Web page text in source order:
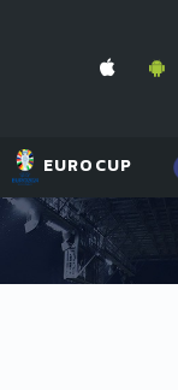
EUROCUP